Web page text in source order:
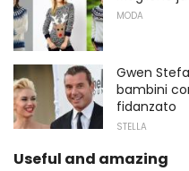
MODA
Gwen
bambini
fidanzato
STELLA
Useful and amazing